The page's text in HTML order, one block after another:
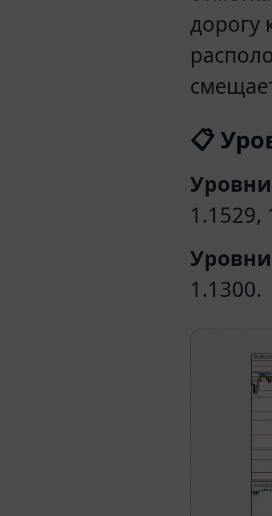
дорогу
📋
1.1529,
1.1300.